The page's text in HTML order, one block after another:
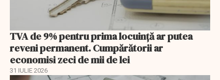
TVA de 9% pentru prima locuință ar putea
reveni permanent. Cumpărătorii ar
economisi zeci de mii de lei
31 IULIE 2026